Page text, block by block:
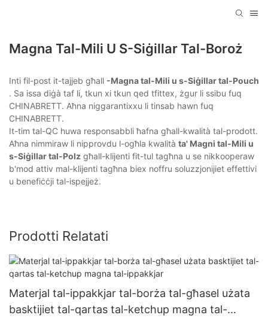
Magna Tal-Mili U S-Siġillar Tal-Boroż
Inti fil-post it-tajjeb għall -Magna tal-Mili u s-Siġillar tal-Pouch
. Sa issa diġà taf li, tkun xi tkun qed tfittex, żgur li ssibu fuq
CHINABRETT. Aħna niggarantixxu li tinsab hawn fuq
CHINABRETT.
It-tim tal-QC huwa responsabbli ħafna għall-kwalità tal-prodott.
Aħna nimmiraw li nipprovdu l-ogħla kwalità ta' Magni tal-Mili u
s-Siġillar tal-Polz għall-klijenti fit-tul tagħna u se nikkooperaw
b'mod attiv mal-klijenti tagħna biex noffru soluzzjonijiet effettivi
u benefiċċji tal-ispejjeż.
Prodotti Relatati
Materjal tal-ippakkjar tal-borża tal-għasel użata
basktijiet tal-qartas tal-ketchup magna tal-